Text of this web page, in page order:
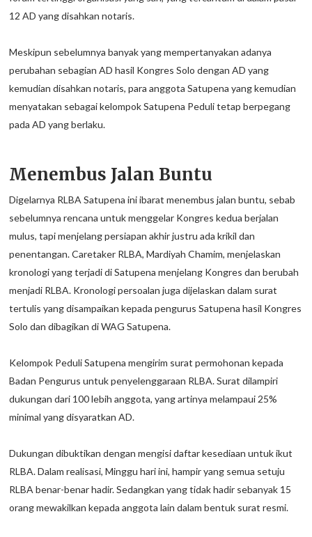
12 AD yang disahkan notaris.
Meskipun sebelumnya banyak yang mempertanyakan adanya
perubahan sebagian AD hasil Kongres Solo dengan AD yang
kemudian disahkan notaris, para anggota Satupena yang kemudian
menyatakan sebagai kelompok Satupena Peduli tetap berpegang
pada AD yang berlaku.
Menembus Jalan Buntu
Digelarnya RLBA Satupena ini ibarat menembus jalan buntu, sebab
sebelumnya rencana untuk menggelar Kongres kedua berjalan
mulus, tapi menjelang persiapan akhir justru ada krikil dan
penentangan. Caretaker RLBA, Mardiyah Chamim, menjelaskan
kronologi yang terjadi di Satupena menjelang Kongres dan berubah
menjadi RLBA. Kronologi persoalan juga dijelaskan dalam surat
tertulis yang disampaikan kepada pengurus Satupena hasil Kongres
Solo dan dibagikan di WAG Satupena.
Kelompok Peduli Satupena mengirim surat permohonan kepada
Badan Pengurus untuk penyelenggaraan RLBA. Surat dilampiri
dukungan dari 100 lebih anggota, yang artinya melampaui 25%
minimal yang disyaratkan AD.
Dukungan dibuktikan dengan mengisi daftar kesediaan untuk ikut
RLBA. Dalam realisasi, Minggu hari ini, hampir yang semua setuju
RLBA benar-benar hadir. Sedangkan yang tidak hadir sebanyak 15
orang mewakilkan kepada anggota lain dalam bentuk surat resmi.